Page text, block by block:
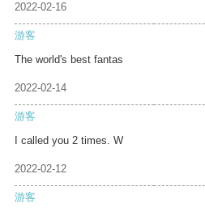
2022-02-16
游客
The world's best fantas
2022-02-14
游客
I called you 2 times. W
2022-02-12
游客